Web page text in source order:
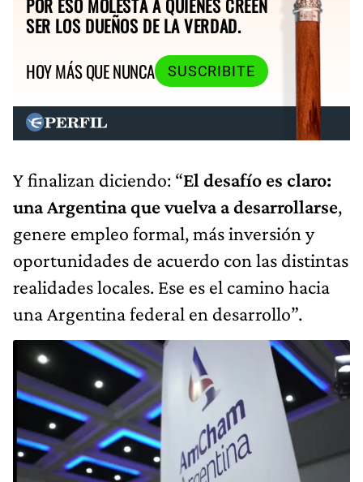
POR ESO MOLESTA A QUIENES CREEN
SER LOS DUEÑOS DE LA VERDAD.
HOY MÁS QUE NUNCA
SUSCRIBITE
Y finalizan diciendo: “El desafío es claro:
una Argentina que vuelva a desarrollarse,
genere empleo formal, más inversión y
oportunidades de acuerdo con las distintas
realidades locales. Ese es el camino hacia
una Argentina federal en desarrollo”.